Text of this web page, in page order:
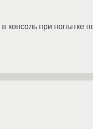
консоль при попытке